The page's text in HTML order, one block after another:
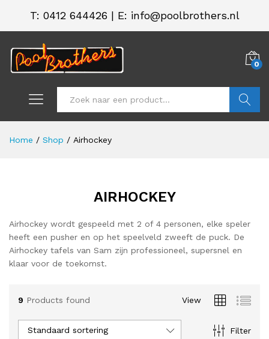
T: 0412 644426 | E: info@poolbrothers.nl
0
Home / Shop / Airhockey
AIRHOCKEY
Airhockey wordt gespeeld met 2 of 4 personen, elke speler
heeft een pusher en op het speelveld zweeft de puck. De
Airhockey tafels van Sam zijn professioneel, supersnel en
klaar voor de toekomst.
9 Products found View
Filter
Standaard sortering